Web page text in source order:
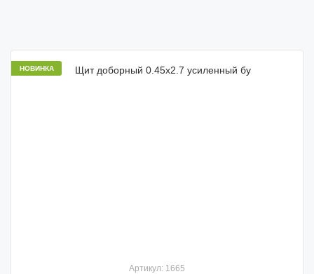
НОВИНКА
Артикул: 1665